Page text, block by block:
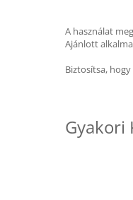
A használat
Ajánlott
Biztosítsa,
Gyakori